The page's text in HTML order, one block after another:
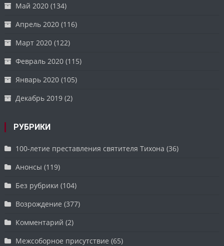
Май 2020 (134)
Апрель 2020 (116)
Март 2020 (122)
Февраль 2020 (115)
Январь 2020 (105)
Декабрь 2019 (2)
РУБРИКИ
100-летие преставления святителя Тихона (36)
Анонсы (119)
Без рубрики (104)
Возрождение (377)
Комментарий (2)
Межсоборное присутствие (65)